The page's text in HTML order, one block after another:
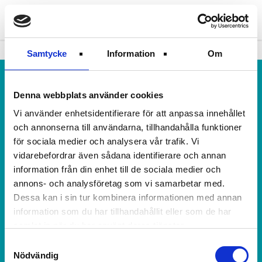
Samtycke Information Om
Denna webbplats använder cookies
Vi använder enhetsidentifierare för att anpassa innehållet
och annonserna till användarna, tillhandahålla funktioner
för sociala medier och analysera vår trafik. Vi
vidarebefordrar även sådana identifierare och annan
information från din enhet till de sociala medier och
annons- och analysföretag som vi samarbetar med.
Dessa kan i sin tur kombinera informationen med annan
information som du har tillhandahållit eller som de har
Nödvändig
person search
Kontakta oss
Bostads AB Mimer
Box 1170
721 29 Västerås
Organisationsnummer: 556019-3384
Besöksadress: Gasverksgatan 7.
Tel: 021-39 70 00
E-post:post@mimer.nu